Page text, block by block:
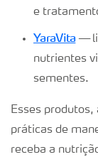
e
YaraVita—
nutrientes
sementes.
Esses produtos,
práticas de
receba a